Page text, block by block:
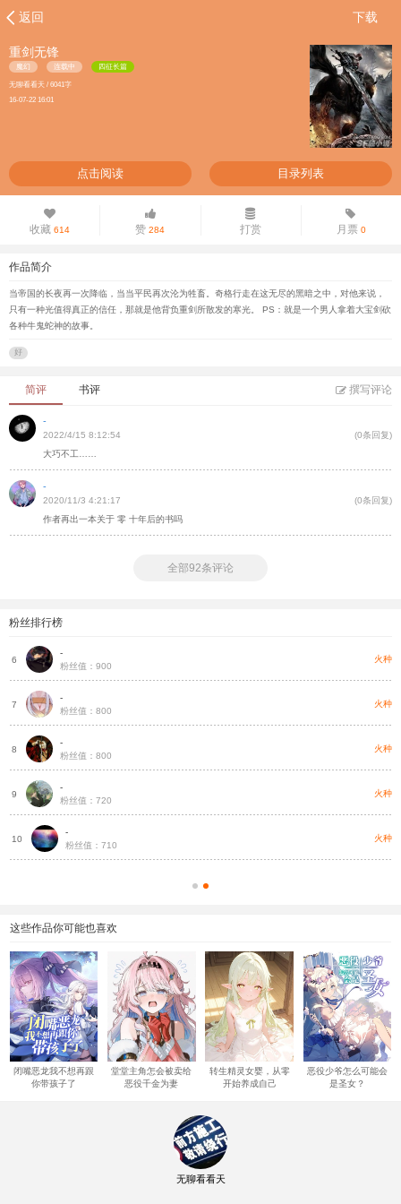
返回 下载
重剑无锋
魔幻 连载中 四征长篇
无聊看看天 / 6041字
16-07-22 16:01
点击阅读 目录列表
收藏 614 赞 284 打赏 月票0
作品简介
当帝国的长夜再一次降临，当当平民再次沦为牲畜。奇格行走在这无尽的黑暗之中，对他来说，
只有一种光值得真正的信任，那就是他背负重剑所散发的寒光。 PS：就是一个男人拿着大宝剑砍
各种牛鬼蛇神的故事。
好
简评 书评 撰写评论
-
2022/4/15 8:12:54
(0条回复)
大巧不工……
-
2020/11/3 4:21:17
(0条回复)
作者再出一本关于 零 十年后的书吗
全部92条评论
粉丝排行榜
6
-
粉丝值：900
火种
7
-
粉丝值：800
火种
8
-
粉丝值：800
火种
9
-
粉丝值：720
火种
10
-
粉丝值：710
火种
这些作品你可能也喜欢
闭嘴恶龙我不想再跟
你带孩子了
堂堂主角怎会被卖给
恶役千金为妻
转生精灵女婴，从零
开始养成自己
恶役少爷怎么可能会
是圣女？
无聊看看天